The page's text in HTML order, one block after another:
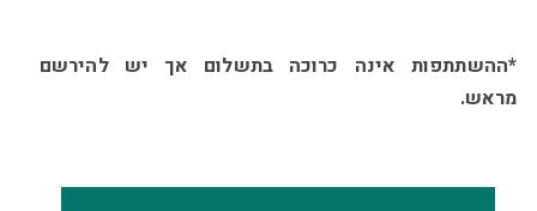
*ההשתתפות אינה כרוכה בתשלום אך יש להירשם
מראש.